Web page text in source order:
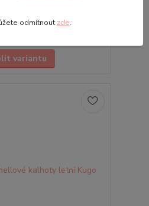
• Reflexní prvky
variantu
odmítnout zde.